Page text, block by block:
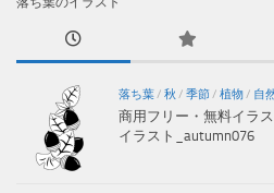
落ち葉/ 秋 / 季節/ 植物/ 自
商用フリー・無料イラ
イラスト_autumn076